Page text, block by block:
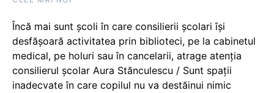
Încă mai sunt școli în care consilierii școlari își
desfășoară activitatea prin biblioteci, pe la cabinetul
medical, pe holuri sau în cancelarii, atrage atenția
consilierul școlar Aura Stănculescu / Sunt spații
inadecvate în care copilul nu va destăinui nimic